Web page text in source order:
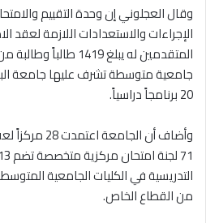
وقال العجلوني إن وحدة التقييم
الإجراءات والاستعدادات اللازمة لعقد
جامعية متوسطة تشرف عليها جامعة
20 برنامجاً دراسياً.
وأضاف أن
التدريسية في الكليات الجامعية
من القطاع الخاص.